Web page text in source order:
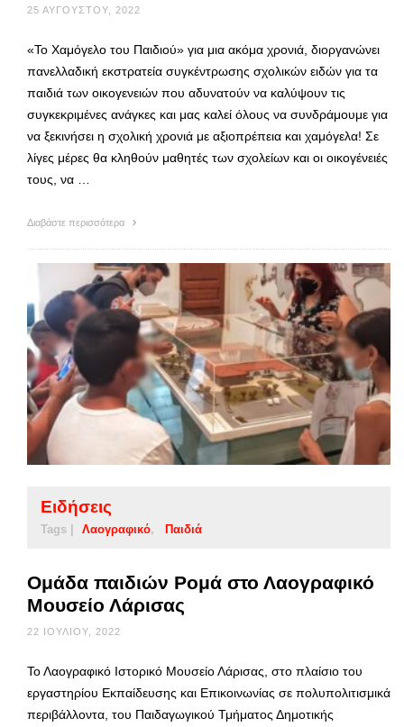
25 ΑΥΓΟΎΣΤΟΥ, 2022
«Το Χαμόγελο του Παιδιού» για μια ακόμα χρονιά, διοργανώνει
πανελλαδική εκστρατεία συγκέντρωσης σχολικών ειδών για τα
παιδιά των οικογενειών που αδυνατούν να καλύψουν τις
συγκεκριμένες ανάγκες και μας καλεί όλους να συνδράμουμε για
να ξεκινήσει η σχολική χρονιά με αξιοπρέπεια και χαμόγελα! Σε
λίγες μέρες θα κληθούν μαθητές των σχολείων και οι οικογένειές
τους, να …
Διαβάστε περισσότερα
Ειδήσεις
Tags | Λαογραφικό Παιδιά
Ομάδα παιδιών Ρομά στο Λαογραφικό
Μουσείο Λάρισας
22 ΙΟΥΛΊΟΥ, 2022
Το Λαογραφικό Ιστορικό Μουσείο Λάρισας, στο πλαίσιο του
εργαστηρίου Eκπαίδευσης και Eπικοινωνίας σε πολυπολιτισμικά
περιβάλλοντα, του Παιδαγωγικού Τμήματος Δημοτικής